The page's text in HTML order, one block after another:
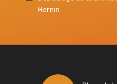
Hernin